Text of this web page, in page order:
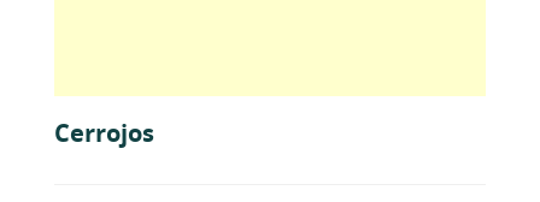
Cerrojos